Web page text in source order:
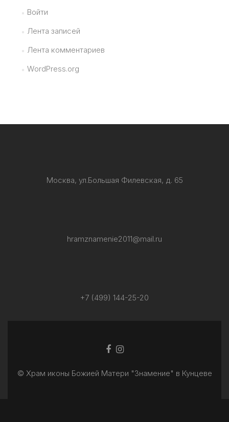
Войти
Лента записей
Лента комментариев
WordPress.org
Москва, ул.Большая Филевская, д. 65
hramznamenie2011@mail.ru
+7 (499) 144-25-20
Facebook
Ссылка
© Храм иконы Божией Матери "Знамение" в Кунцеве